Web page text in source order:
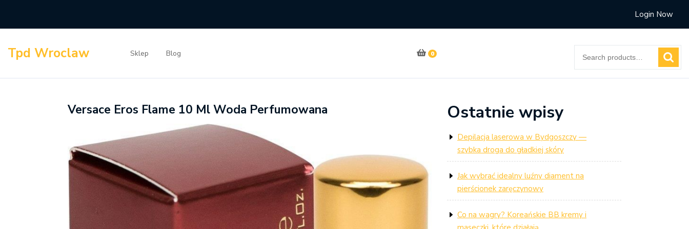
content
Login Now
Tpd Wroclaw Sklep Blog 0
for:
Versace Eros Flame 10 Ml Woda Perfumowana Ostatnie wpisy
Depilacja laserowa w Bydgoszczy —
szybka droga do gładkiej skóry
Jak wybrać idealny luźny diament na
pierścionek zaręczynowy
Co na wagry? Koreańskie BB kremy i